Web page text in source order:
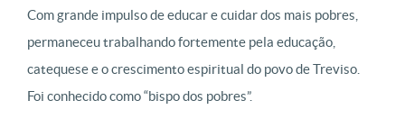
Com grande impulso de educar e cuidar dos mais pobres,
permaneceu trabalhando fortemente pela educação,
catequese e o crescimento espiritual do povo de Treviso.
Foi conhecido como “bispo dos pobres”.